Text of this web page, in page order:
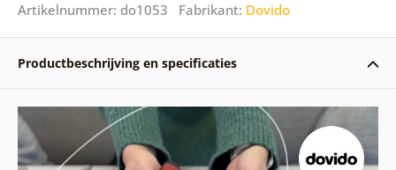
Artikelnummer: do1053 Fabrikant: Dovido
Productbeschrijving en specificaties